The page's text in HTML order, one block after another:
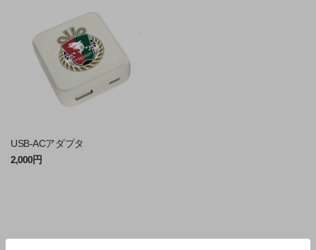
USB-ACアダプタ
2,000円